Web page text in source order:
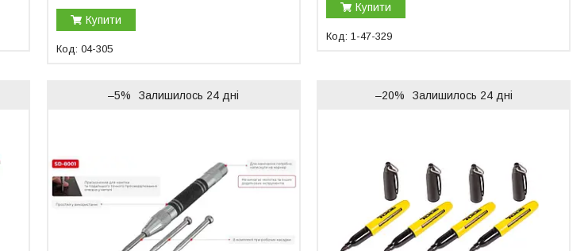
Купити
04-305
Купити
1-47-329
–5% Залишилось 24 дні –20% Залишилось 24 дні